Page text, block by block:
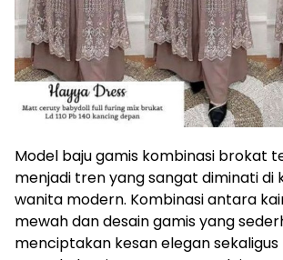
Model baju gamis kombinasi brokat
menjadi tren yang sangat diminati di
wanita modern. Kombinasi antara
mewah dan desain gamis yang
menciptakan kesan elegan sekaligus